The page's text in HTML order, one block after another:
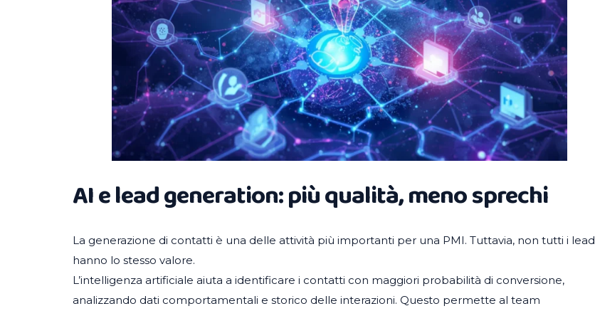
AI e lead generation: più qualità, meno sprechi
La generazione di contatti è una delle attività più importanti per una PMI. Tuttavia, non tutti i lead
hanno lo stesso valore.
L’intelligenza artificiale aiuta a identificare i contatti con maggiori probabilità di conversione,
analizzando dati comportamentali e storico delle interazioni. Questo permette al team